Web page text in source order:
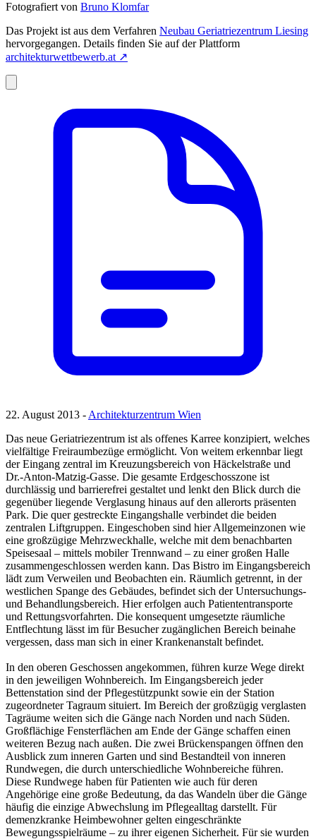
Fotografiert von Bruno Klomfar
Das Projekt ist aus dem Verfahren Neubau Geriatriezentrum Liesing
hervorgegangen. Details finden Sie auf der Plattform
architekturwettbewerb.at ↗
22. August 2013 -Architekturzentrum Wien
Das neue Geriatriezentrum ist als offenes Karree konzipiert, welches
vielfältige Freiraumbezüge ermöglicht. Von weitem erkennbar liegt
der Eingang zentral im Kreuzungsbereich von Häckelstraße und
Dr.-Anton-Matzig-Gasse. Die gesamte Erdgeschosszone ist
durchlässig und barrierefrei gestaltet und lenkt den Blick durch die
gegenüber liegende Verglasung hinaus auf den allerorts präsenten
Park. Die quer gestreckte Eingangshalle verbindet die beiden
zentralen Liftgruppen. Eingeschoben sind hier Allgemeinzonen wie
eine großzügige Mehrzweckhalle, welche mit dem benachbarten
Speisesaal – mittels mobiler Trennwand – zu einer großen Halle
zusammengeschlossen werden kann. Das Bistro im Eingangsbereich
lädt zum Verweilen und Beobachten ein. Räumlich getrennt, in der
westlichen Spange des Gebäudes, befindet sich der Untersuchungs-
und Behandlungsbereich. Hier erfolgen auch Patiententransporte
und Rettungsvorfahrten. Die konsequent umgesetzte räumliche
Entflechtung lässt im für Besucher zugänglichen Bereich beinahe
vergessen, dass man sich in einer Krankenanstalt befindet.
In den oberen Geschossen angekommen, führen kurze Wege direkt
in den jeweiligen Wohnbereich. Im Eingangsbereich jeder
Bettenstation sind der Pflegestützpunkt sowie ein der Station
zugeordneter Tagraum situiert. Im Bereich der großzügig verglasten
Tagräume weiten sich die Gänge nach Norden und nach Süden.
Großflächige Fensterflächen am Ende der Gänge schaffen einen
weiteren Bezug nach außen. Die zwei Brückenspangen öffnen den
Ausblick zum inneren Garten und sind Bestandteil von inneren
Rundwegen, die durch unterschiedliche Wohnbereiche führen.
Diese Rundwege haben für Patienten wie auch für deren
Angehörige eine große Bedeutung, da das Wandeln über die Gänge
häufig die einzige Abwechslung im Pflegealltag darstellt. Für
demenzkranke Heimbewohner gelten eingeschränkte
Bewegungsspielräume – zu ihrer eigenen Sicherheit. Für sie wurden